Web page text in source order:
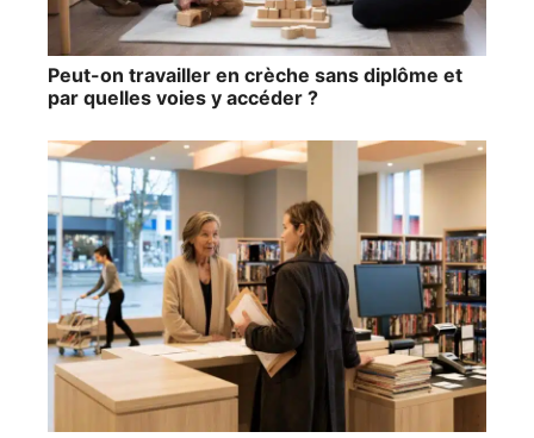
Peut-on travailler en crèche sans diplôme et
par quelles voies y accéder ?